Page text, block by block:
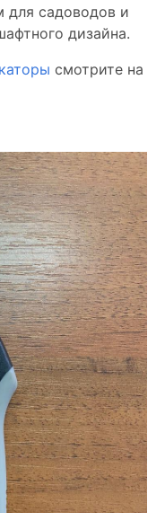
садоводов и
дизайна.
смотрите на